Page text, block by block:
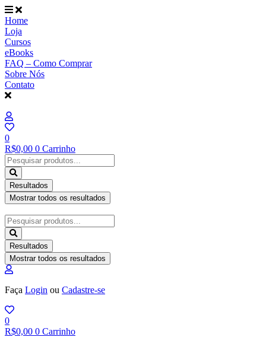
Ir
para
o
conteúdo
Home
Loja
Cursos
eBooks
FAQ – Como Comprar
Sobre Nós
Contato
0
R$0,00 0 Carrinho
Pesquisar
...
Resultados
Mostrar todos os resultados
Pesquisar
...
Resultados
Mostrar todos os resultados
Faça Login ou Cadastre-se
0
R$0,00 0 Carrinho